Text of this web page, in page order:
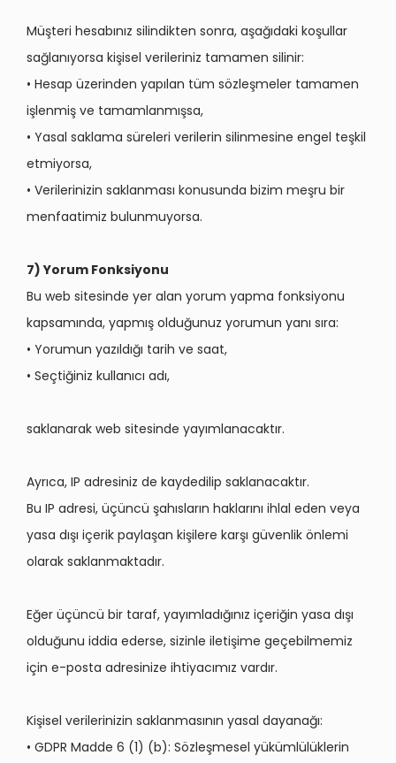
Müşteri hesabınız silindikten sonra, aşağıdaki koşullar
sağlanıyorsa kişisel verileriniz tamamen silinir:
• Hesap üzerinden yapılan tüm sözleşmeler tamamen
işlenmiş ve tamamlanmışsa,
• Yasal saklama süreleri verilerin silinmesine engel teşkil
etmiyorsa,
• Verilerinizin saklanması konusunda bizim meşru bir
menfaatimiz bulunmuyorsa.
7) Yorum Fonksiyonu
Bu web sitesinde yer alan yorum yapma fonksiyonu
kapsamında, yapmış olduğunuz yorumun yanı sıra:
• Yorumun yazıldığı tarih ve saat,
• Seçtiğiniz kullanıcı adı,
saklanarak web sitesinde yayımlanacaktır.
Ayrıca, IP adresiniz de kaydedilip saklanacaktır.
Bu IP adresi, üçüncü şahısların haklarını ihlal eden veya
yasa dışı içerik paylaşan kişilere karşı güvenlik önlemi
olarak saklanmaktadır.
Eğer üçüncü bir taraf, yayımladığınız içeriğin yasa dışı
olduğunu iddia ederse, sizinle iletişime geçebilmemiz
için e-posta adresinize ihtiyacımız vardır.
Kişisel verilerinizin saklanmasının yasal dayanağı:
• GDPR Madde 6 (1) (b): Sözleşmesel yükümlülüklerin